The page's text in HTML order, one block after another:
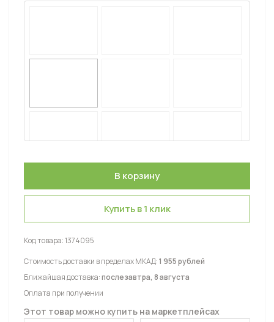
Купить в 1 клик
Код товара:1374095
Стоимость доставки в пределах МКАД:1 955 рублей
Ближайшая доставка:послезавтра, 8 августа
Оплата при получении
Этот товар можно купить на маркетплейсах